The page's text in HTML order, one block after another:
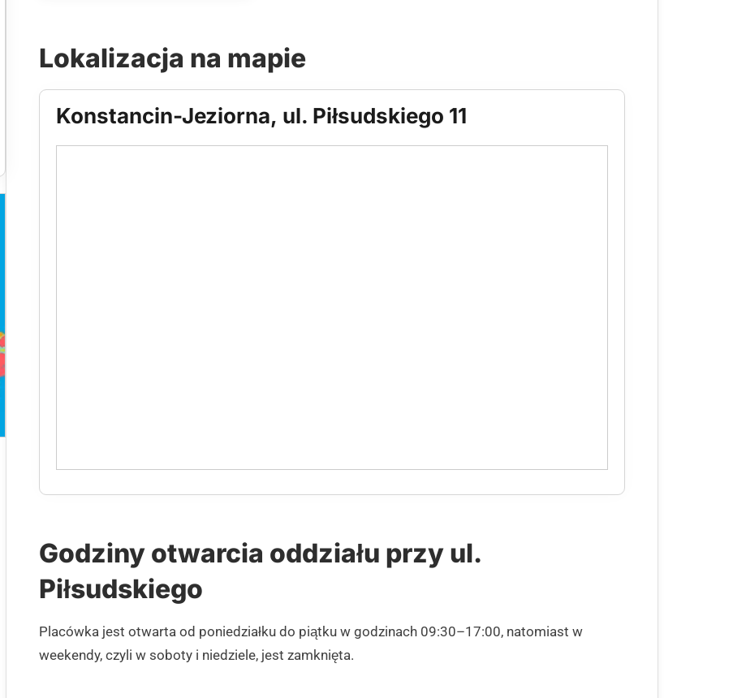
Lokalizacja na mapie
Konstancin-Jeziorna, ul. Piłsudskiego 11
Godziny otwarcia oddziału przy ul.
Piłsudskiego
Placówka jest otwarta od poniedziałku do piątku w godzinach 09:30–17:00, natomiast w
weekendy, czyli w soboty i niedziele, jest zamknięta.